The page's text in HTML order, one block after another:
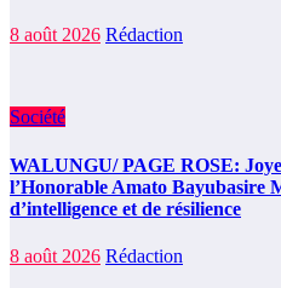
8 août 2026 Rédaction
Société
WALUNGU/ PAGE ROSE:
l’Honorable Amato Bayubasire
d’intelligence et de résilience
8 août 2026 Rédaction